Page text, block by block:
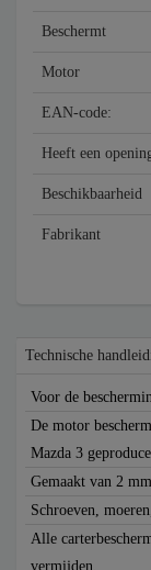
Beschermt
Motor
EAN-code:
Heeft een
Beschikbaarheid
Fabrikant
Technische
Voor de
De motor
Mazda 3
Gemaakt van 2
Schroeven,
Alle
vermijden.